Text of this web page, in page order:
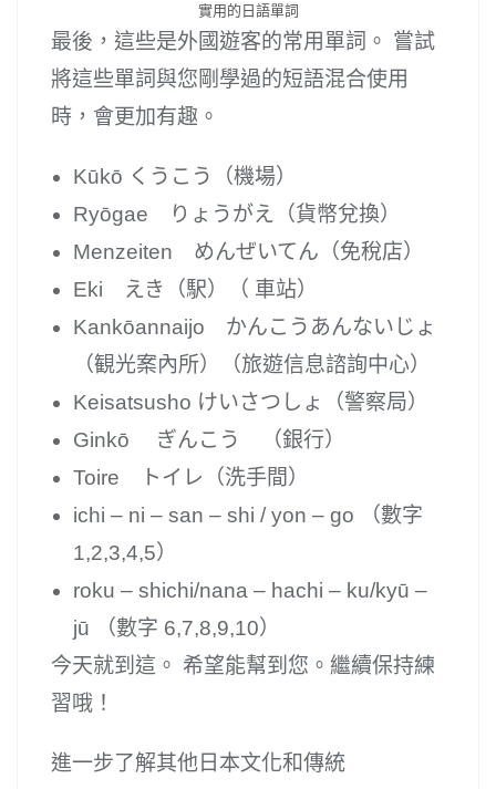
實用的日語單詞
最後，這些是外國遊客的常用單詞。 嘗試
將這些單詞與您剛學過的短語混合使用
時，會更加有趣。
Kūkō くうこう（機場）
Ryōgae りょうがえ（貨幣兌換）
Menzeiten めんぜいてん（免稅店）
Eki えき（駅）（ 車站）
Kankōannaijo かんこうあんないじょ
（観光案內所）（旅遊信息諮詢中心）
Keisatsusho けいさつしょ（警察局）
Ginkō ぎんこう （銀行）
Toire トイレ（洗手間）
ichi – ni – san – shi / yon – go （數字
1,2,3,4,5）
roku – shichi/nana – hach​​i – ku/kyū –
jū （數字 6,7,8,9,10）
今天就到這。 希望能幫到您。繼續保持練
習哦！
進一步了解其他日本文化和傳統